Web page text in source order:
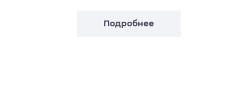
Подробнее